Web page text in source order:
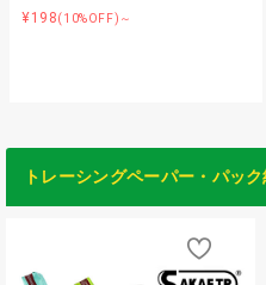
¥198(10%OFF)～
トレーシングペーパー・パック